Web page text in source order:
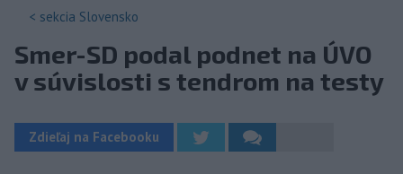
< sekcia Slovensko
Smer-SD podal podnet na ÚVO
v súvislosti s tendrom na testy
Zdieľaj na Facebooku